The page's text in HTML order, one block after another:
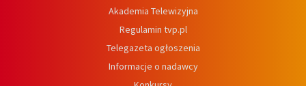
Akademia Telewizyjna
Regulamin tvp.pl
Telegazeta ogłoszenia
Informacje o nadawcy